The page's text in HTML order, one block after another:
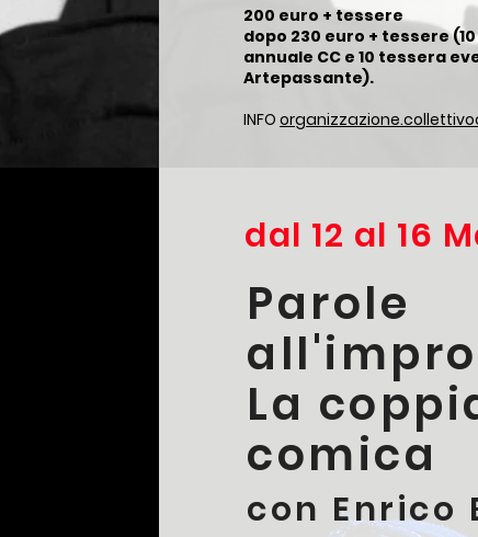
200 euro + tessere
dopo 230 euro + tessere (
annuale CC e 10 tessera
Artepassante).
INFO
dal 12 al 16
Parole
La
comica
con Enrico